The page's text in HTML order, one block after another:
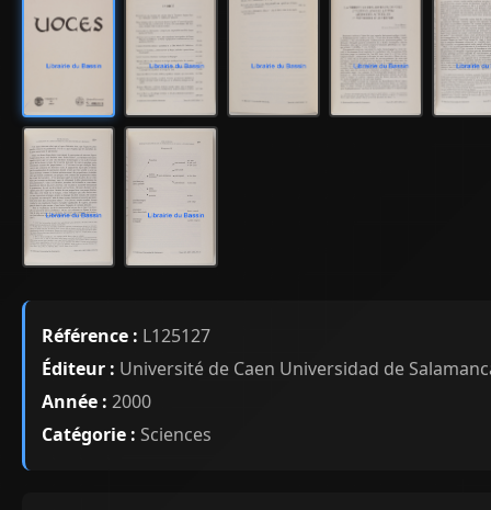
Référence : L125127
Éditeur : Université de Caen Universidad de
Année : 2000
Catégorie : Sciences